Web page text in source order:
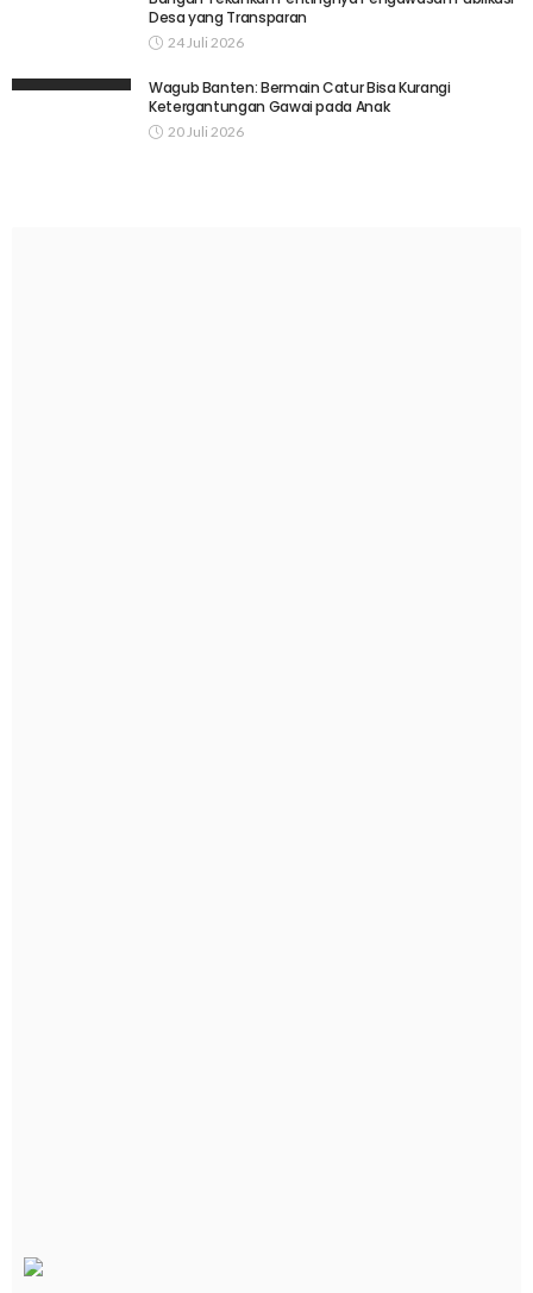
Desa yang Transparan
24 Juli 2026
Wagub Banten: Bermain Catur Bisa Kurangi
Ketergantungan Gawai pada Anak
20 Juli 2026